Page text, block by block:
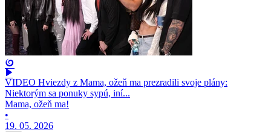
VIDEO Hviezdy z Mama, ožeň ma prezradili svoje plány:
Niektorým sa ponuky sypú, iní...
Mama, ožeň ma!
•
19. 05. 2026